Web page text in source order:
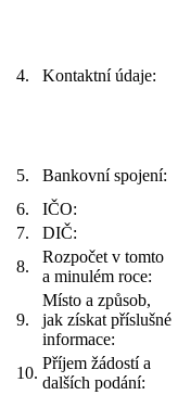
4. Kontaktní údaje:
5. Bankovní spojení:
6.
IČO:
7.
DIČ:
8.
Rozpočet v tomto
a minulém roce:
9.
Místo a způsob,
jak získat příslušné
informace:
10.
Příjem žádostí a
dalších podání: